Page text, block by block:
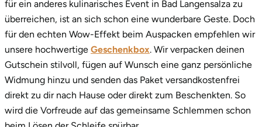
für ein anderes kulinarisches Event in Bad Langensalza zu
überreichen, ist an sich schon eine wunderbare Geste. Doch
für den echten Wow-Effekt beim Auspacken empfehlen wir
unsere hochwertige Geschenkbox. Wir verpacken deinen
Gutschein stilvoll, fügen auf Wunsch eine ganz persönliche
Widmung hinzu und senden das Paket versandkostenfrei
direkt zu dir nach Hause oder direkt zum Beschenkten. So
wird die Vorfreude auf das gemeinsame Schlemmen schon